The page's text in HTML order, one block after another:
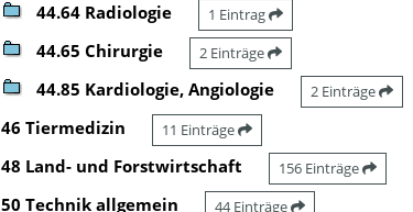
44.64 Radiologie 1 Eintrag
44.65 Chirurgie 2 Einträge
44.85 Kardiologie, Angiologie 2 Einträge
46 Tiermedizin 11 Einträge
48 Land- und Forstwirtschaft 156 Einträge
50 Technik allgemein 44 Einträge